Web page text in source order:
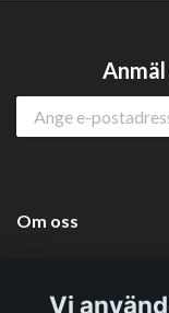
Om oss
Vi